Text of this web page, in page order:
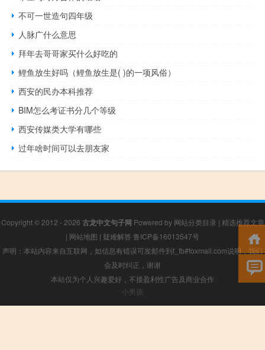
不可一世造句四年级
人脉广什么意思
拜年去哥哥家买什么好吃的
鲤鱼放生好吗（鲤鱼放生是( )的一项风俗）
西安的民办本科推荐
BIM怎么考证书分几个等级
西安传媒类大学有哪些
过年啥时间可以去朋友家
Copyright © 2012 - 2026 古龙中文句子网 Powered by 网站分类目录 | 精选推荐文章
| 网站地图 | 疑难解答 鲁ICP备16013547号
声明：本站内容来自互联网，如信息有错误可发邮件到f_fb#foxmail.com说明，我们
会及时纠正，谢谢
本站仅为个人兴趣爱好，不接盈利性广告及商业合作
小男孩